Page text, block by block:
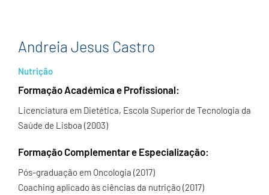
Andreia Jesus Castro
Nutrição
Formação Académica e Profissional:
Licenciatura em Dietética, Escola Superior de Tecnologia da
Saúde de Lisboa (2003)
Formação Complementar e Especialização:
Pós-graduação em Oncologia (2017)
Coaching aplicado às ciências da nutrição (2017)